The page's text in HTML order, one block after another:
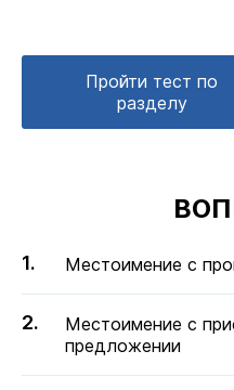
Пройти тест по
разделу
Местоимение с
Местоимение с
предложении